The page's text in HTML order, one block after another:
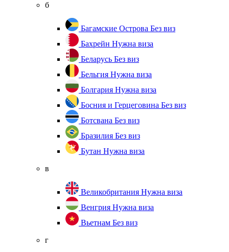
б
Багамские Острова Без виз
Бахрейн Нужна виза
Беларусь Без виз
Бельгия Нужна виза
Болгария Нужна виза
Босния и Герцеговина Без виз
Ботсвана Без виз
Бразилия Без виз
Бутан Нужна виза
в
Великобритания Нужна виза
Венгрия Нужна виза
Вьетнам Без виз
г